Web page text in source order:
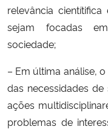
relevância
sejam focadas
sociedade;
– Em última análise,
das necessidades
ações
problemas de